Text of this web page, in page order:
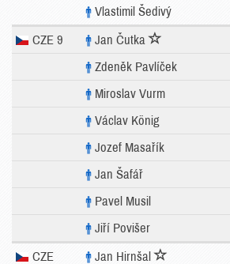
Vlastimil Šedivý
CZE 9 Jan Čutka
Zdeněk Pavlíček
Miroslav Vurm
Václav König
Jozef Masařík
Jan Šafář
Pavel Musil
Jiří Povišer
CZE
Jan Hirnšal